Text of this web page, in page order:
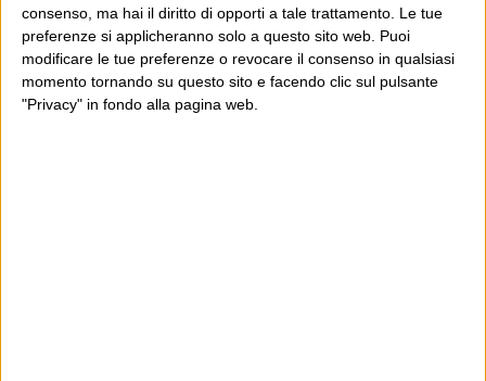
consenso, ma hai il diritto di opporti a tale trattamento. Le tue
preferenze si applicheranno solo a questo sito web. Puoi
modificare le tue preferenze o revocare il consenso in qualsiasi
momento tornando su questo sito e facendo clic sul pulsante
"Privacy" in fondo alla pagina web.